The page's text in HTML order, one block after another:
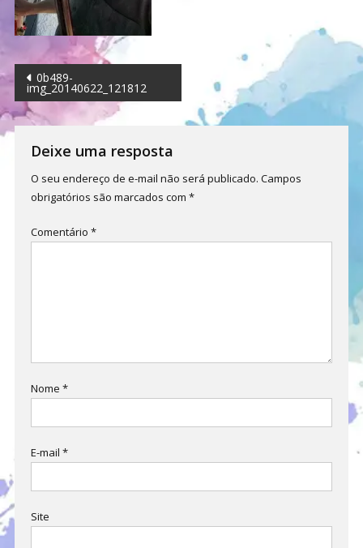
Navegação
de
Post
0b489-
img_20140622_121812
Deixe uma resposta
O seu endereço de e-mail não será publicado. Campos
obrigatórios são marcados com *
Comentário *
Nome *
E-mail *
Site